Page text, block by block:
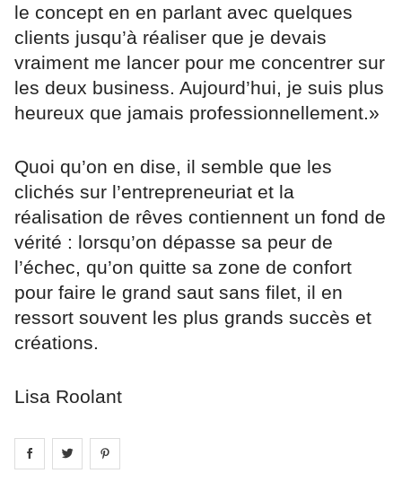
le concept en en parlant avec quelques
clients jusqu’à réaliser que je devais
vraiment me lancer pour me concentrer sur
les deux business. Aujourd’hui, je suis plus
heureux que jamais professionnellement.»
Quoi qu’on en dise, il semble que les
clichés sur l’entrepreneuriat et la
réalisation de rêves contiennent un fond de
vérité : lorsqu’on dépasse sa peur de
l’échec, qu’on quitte sa zone de confort
pour faire le grand saut sans filet, il en
ressort souvent les plus grands succès et
créations.
Lisa Roolant
Share on facebook
Share on